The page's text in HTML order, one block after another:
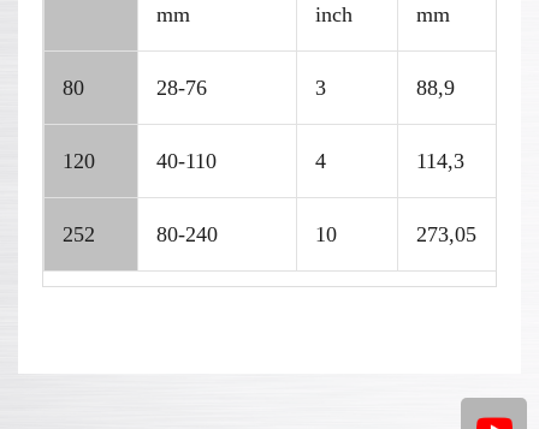
mm inch mm
80 28-76 3 88,9
120 40-110 4 114,3
252 80-240 10 273,05